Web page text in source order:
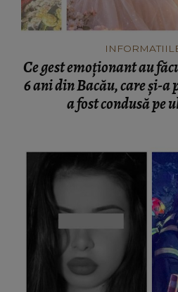
Ce gest emoționant au
6 ani din Bacău, care și-
a fost condusă pe